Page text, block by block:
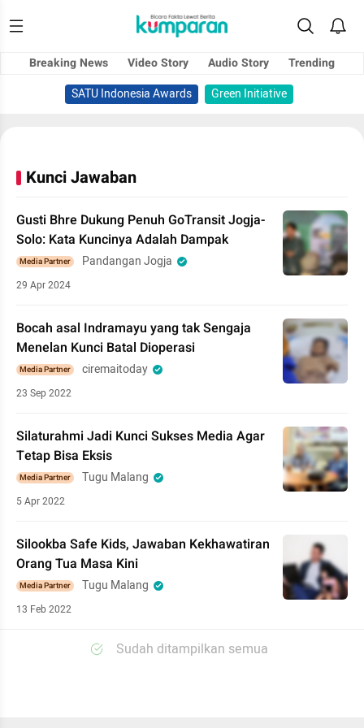
Breaking News Video Story Audio Story
Trending
SATU Indonesia Awards
Green Initiative
Kunci Jawaban
Gusti Bhre Dukung Penuh GoTransit Jogja-
Solo: Kata Kuncinya Adalah Dampak
Media Partner Pandangan Jogja
29 Apr 2024
Bocah asal Indramayu yang tak Sengaja
Menelan Kunci Batal Dioperasi
Media Partner ciremaitoday
23 Sep 2022
Silaturahmi Jadi Kunci Sukses Media Agar
Tetap Bisa Eksis
Media Partner Tugu Malang
5 Apr 2022
Silookba Safe Kids, Jawaban Kekhawatiran
Orang Tua Masa Kini
Media Partner Tugu Malang
13 Feb 2022
Sudah ditampilkan semua